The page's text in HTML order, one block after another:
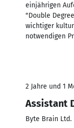
einjährigen
"Double
wichtiger
notwendigen
2 Jahre und 1
Assistant
Byte Brain Ltd.